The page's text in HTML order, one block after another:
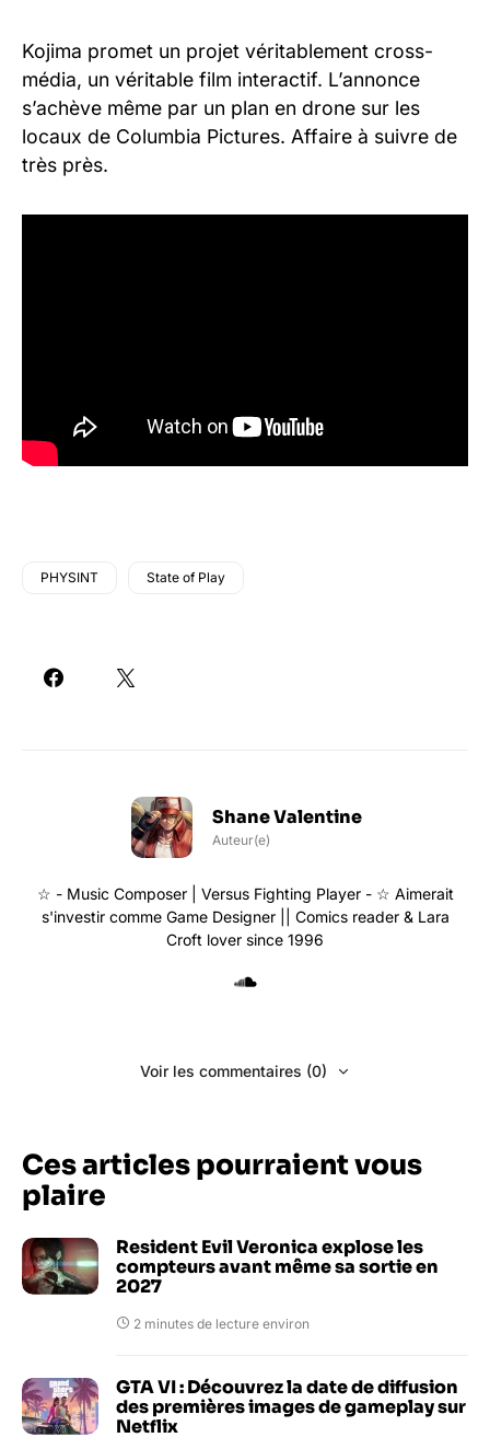
Kojima promet un projet véritablement cross-
média, un véritable film interactif. L’annonce
s’achève même par un plan en drone sur les
locaux de Columbia Pictures. Affaire à suivre de
très près.
PHYSINT State of Play
Shane Valentine
Auteur(e)
☆ - Music Composer | Versus Fighting Player - ☆ Aimerait
s'investir comme Game Designer || Comics reader & Lara
Croft lover since 1996
Voir les commentaires (0)
Ces articles pourraient vous
plaire
Resident Evil Veronica explose les
compteurs avant même sa sortie en
2027
2 minutes de lecture environ
GTA VI : Découvrez la date de diffusion
des premières images de gameplay sur
Netflix